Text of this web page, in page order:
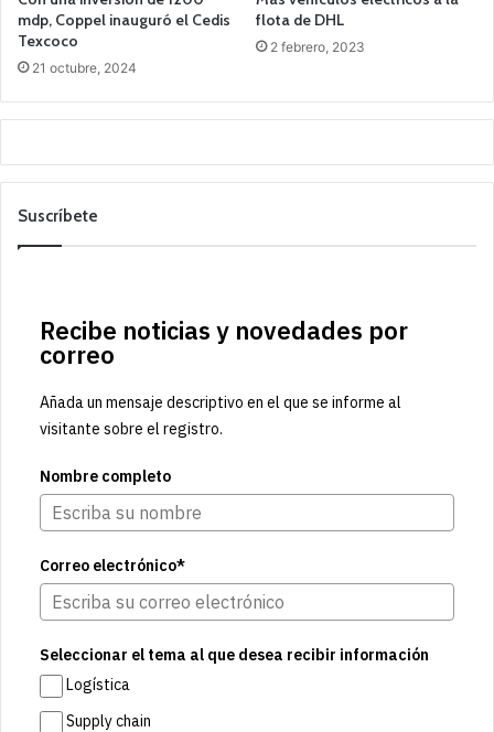
mdp, Coppel inauguró el Cedis
Texcoco
21 octubre, 2024
flota de DHL
2 febrero, 2023
Suscríbete
Recibe noticias y novedades por
correo
Añada un mensaje descriptivo en el que se informe al
visitante sobre el registro.
Nombre completo
Correo electrónico*
Seleccionar el tema al que desea recibir información
Logística
Supply chain